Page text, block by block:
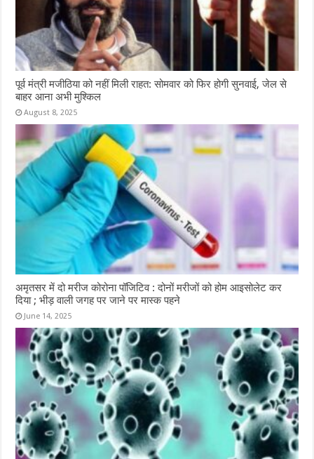
पूर्व मंत्री मजीठिया को नहीं मिली राहत: सोमवार को फिर होगी सुनवाई, जेल से
बाहर आना अभी मुश्किल
August 8, 2025
अमृतसर में दो मरीज कोरोना पॉजिटिव : दोनों मरीजों को होम आइसोलेट कर
दिया ; भीड़ वाली जगह पर जाने पर मास्क पहने
June 14, 2025